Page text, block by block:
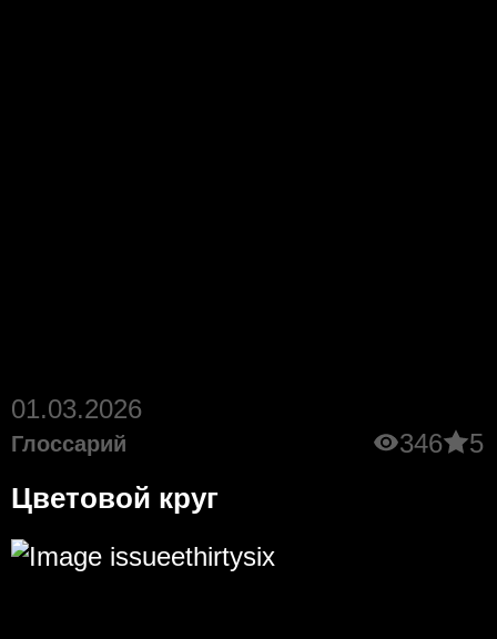
01.03.2026
Глоссарий 346 5
Цветовой круг